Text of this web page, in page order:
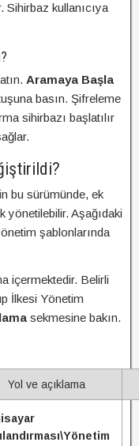
kullanıcıya
Aramaya Başla
basın. Şifreleme
sihirbazı başlatılır
bu sürümünde, ek
yönetilebilir. Aşağıdaki
şablonlarında
içermektedir. Belirli
İlkesi Yönetim
sekmesine bakın.
Yol ve açıklama